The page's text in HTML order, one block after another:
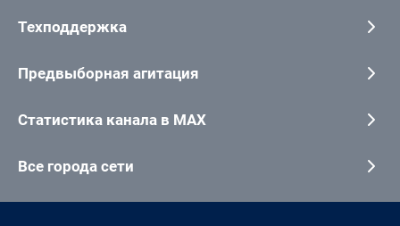
Техподдержка
Предвыборная агитация
Статистика канала в MAX
Все города сети